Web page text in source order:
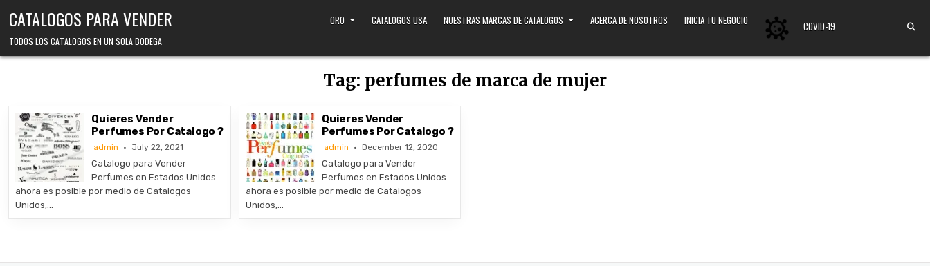
CATALOGOS PARA VENDER
TODOS LOS CATALOGOS EN UN SOLA BODEGA
ORO CATALOGOS USA NUESTRAS MARCAS DE CATALOGOS ACERCA DE NOSOTROS INICIA TU NEGOCIO COVID-19
Tag: perfumes de marca de mujer
Quieres Vender
Perfumes Por Catalogo ?
admin July 22, 2021
Catalogo para Vender
Perfumes en Estados Unidos
ahora es posible por medio de Catalogos
Unidos,…
Quieres Vender
Perfumes Por Catalogo ?
admin December 12, 2020
Catalogo para Vender
Perfumes en Estados Unidos
ahora es posible por medio de Catalogos
Unidos,…